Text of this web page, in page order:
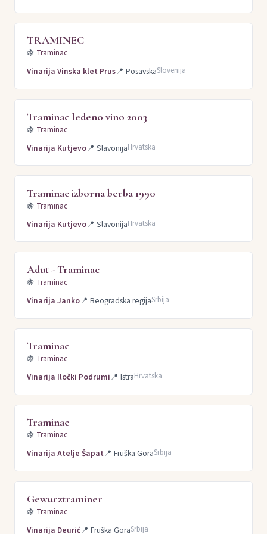
TRAMINEC
🍇 Traminac
Vinarija Vinska klet Prus📍 PosavskaSlovenija
Traminac ledeno vino 2003
🍇 Traminac
Vinarija Kutjevo📍 SlavonijaHrvatska
Traminac izborna berba 1990
🍇 Traminac
Vinarija Kutjevo📍 SlavonijaHrvatska
Adut - Traminac
🍇 Traminac
Vinarija Janko📍 Beogradska regijaSrbija
Traminac
🍇 Traminac
Vinarija Iločki Podrumi📍 IstraHrvatska
Traminac
🍇 Traminac
Vinarija Atelje Šapat📍 Fruška GoraSrbija
Gewurztraminer
🍇 Traminac
Vinarija Deurić📍 Fruška GoraSrbija